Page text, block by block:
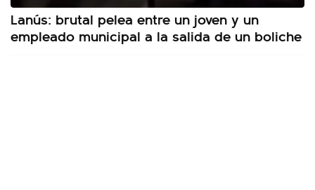
Lanús: brutal pelea entre un joven y un
empleado municipal a la salida de un boliche